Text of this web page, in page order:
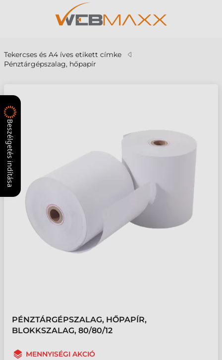
Tekercses és A4 íves etikett címke
Pénztárgépszalag, hőpapír
PÉNZTÁRGÉPSZALAG, HŐPAPÍR,
BLOKKSZALAG, 80/80/12
MENNYISÉGI AKCIÓ
Beszélgetés indítása